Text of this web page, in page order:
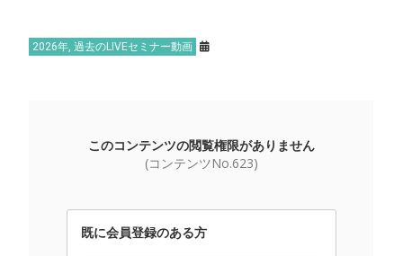
2026年 ,過去のLIVEセミナー動画